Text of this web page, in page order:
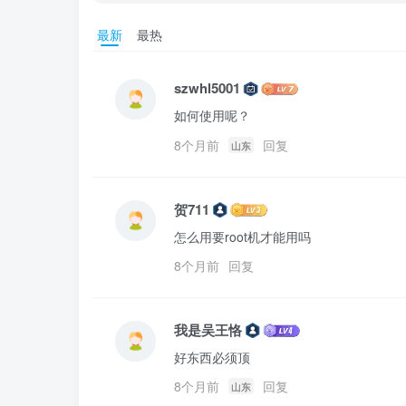
最新 最热
szwhl5001
如何使用呢？
8个月前
山东 回复
贺711
怎么用要root机才能用吗
8个月前 回复
我是吴王恪
好东西必须顶
8个月前
山东 回复